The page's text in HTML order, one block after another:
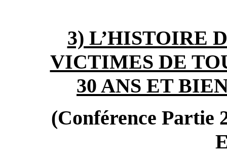
3) L’HISTOIRE
VICTIMES DE
30 ANS ET
(Conférence Partie